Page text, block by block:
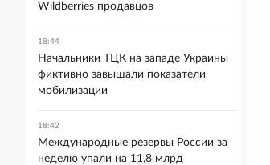
Wildberries продавцов
18:44
Начальники ТЦК на западе Украины
фиктивно завышали показатели
мобилизации
18:42
Международные резервы России за
неделю упали на 11,8 млрд